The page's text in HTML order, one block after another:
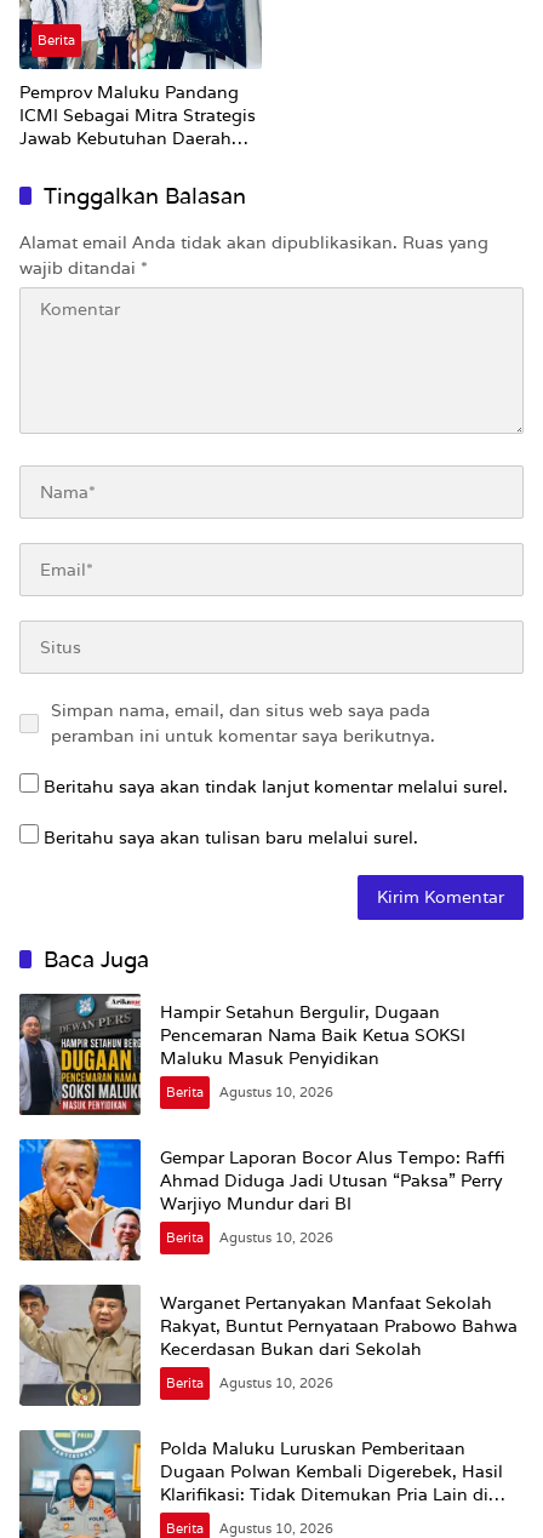
Berita
Pemprov Maluku Pandang
ICMI Sebagai Mitra Strategis
Jawab Kebutuhan Daerah
Tinggalkan Balasan
Alamat email Anda tidak akan dipublikasikan. Ruas yang
wajib ditandai *
Simpan nama, email, dan situs web saya pada
peramban ini untuk komentar saya berikutnya.
Beritahu saya akan tindak lanjut komentar melalui surel.
Beritahu saya akan tulisan baru melalui surel.
Baca Juga
Hampir Setahun Bergulir, Dugaan
Pencemaran Nama Baik Ketua SOKSI
Maluku Masuk Penyidikan
Berita Agustus 10, 2026
Gempar Laporan Bocor Alus Tempo: Raffi
Ahmad Diduga Jadi Utusan “Paksa” Perry
Warjiyo Mundur dari BI
Berita Agustus 10, 2026
Warganet Pertanyakan Manfaat Sekolah
Rakyat, Buntut Pernyataan Prabowo Bahwa
Kecerdasan Bukan dari Sekolah
Berita Agustus 10, 2026
Polda Maluku Luruskan Pemberitaan
Dugaan Polwan Kembali Digerebek, Hasil
Klarifikasi: Tidak Ditemukan Pria Lain di
Dalam Kamar
Berita Agustus 10, 2026